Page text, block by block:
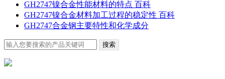
GH2747镍合金性能材料的特点 百科
GH2747镍合金材料加工过程的稳定性 百科
GH2747合金钢主要特性和化学成分